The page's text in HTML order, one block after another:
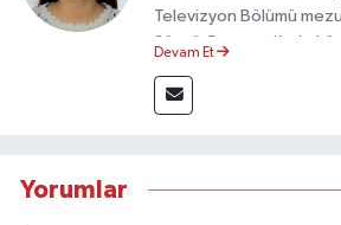
Televizyon Bölümü
Sözcü Gazetesi’nde
Devam Et
Yorumlar